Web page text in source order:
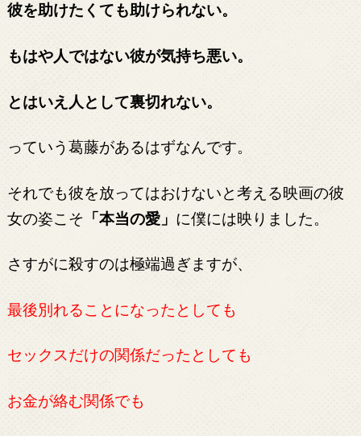
彼を助けたくても助けられない。
もはや人ではない彼が気持ち悪い。
とはいえ人として裏切れない。
っていう葛藤があるはずなんです。
それでも彼を放ってはおけないと考える映画の彼
女の姿こそ 「本当の愛」 に僕には映りました。
さすがに殺すのは極端過ぎますが、
最後別れることになったとしても
セックスだけの関係だったとしても
お金が絡む関係でも